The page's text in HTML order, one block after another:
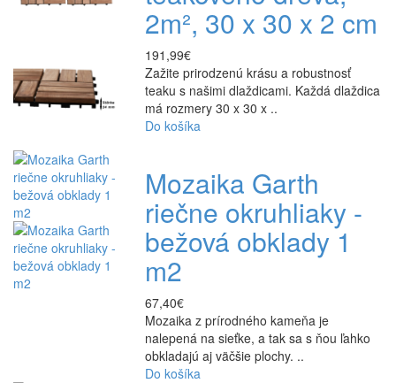
2m², 30 x 30 x 2 cm
191,99€
Zažite prirodzenú krásu a robustnosť
teaku s našimi dlaždicami. Každá dlaždica
má rozmery 30 x 30 x ..
Do košíka
Mozaika Garth
riečne okruhliaky -
bežová obklady 1
m2
67,40€
Mozaika z prírodného kameňa je
nalepená na sieťke, a tak sa s ňou ľahko
obkladajú aj väčšie plochy. ..
Do košíka